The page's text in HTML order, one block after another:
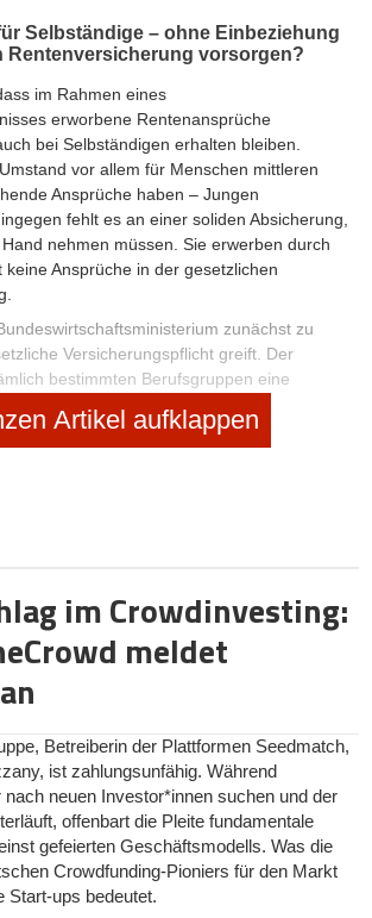
Selbständige – ohne Einbeziehung
Rentenversicherung vorsorgen?
im Rahmen eines
erworbene Rentenansprüche
bei Selbständigen erhalten bleiben.
vor allem für Menschen mittleren
Ansprüche haben – Jungen
fehlt es an einer soliden Absicherung,
nehmen müssen. Sie erwerben durch
keine Ansprüche in der gesetzlichen
zunächst zu
Versicherungspflicht greift. Der
bestimmten Berufsgruppen eine
gesetzlichen Rentenversicherung
Handwerker, Hebammen und anderen.
2 Sozialgesetzbuch VI, insbesondere die
Selbständige, die zuvor einige Jahre als
waren und die Anwartschaft auf eine
aufrechterhalten möchten, profitieren
ergeben sich bei Erhalt der Alters-
Fallkonstellationen ergeben
die keinesfalls private Vorsorge
wie viele Jahre zuvor als Arbeitnehmer
sich die Mindestabsicherung in der
vor allem für Familien mit Kindern.
Rürup-Rente
Artikel aufklappen
im Crowdinvesting:
meldet
Betreiberin der Plattformen Seedmatch,
ist zahlungsunfähig. Während
nach neuen Investor*innen suchen und der
offenbart die Pleite fundamentale
gefeierten Geschäftsmodells. Was die
Crowdfunding-Pioniers für den Markt
Start-ups bedeutet.